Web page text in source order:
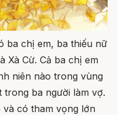
ba chị em, ba thiếu nữ
Xà Cừ. Cả ba chị em
niên nào trong vùng
ba người làm vợ.
và có tham vọng lớn